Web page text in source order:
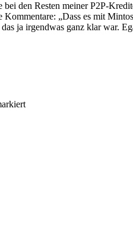
bei den Resten meiner P2P-
„Dass es mit
ja irgendwas ganz klar war.